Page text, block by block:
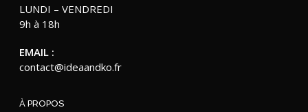
LUNDI – VENDREDI
9h à 18h
EMAIL :
contact@ideaandko.fr
À PROPOS